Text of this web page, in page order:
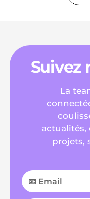
Suivez
La
actualités,
projets,